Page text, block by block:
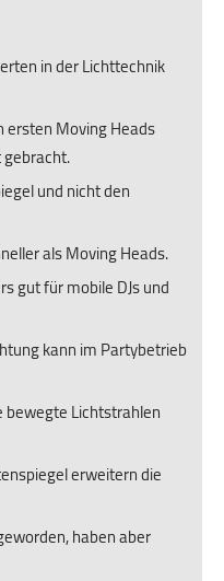
in der Lichttechnik
ersten Moving Heads
und nicht den
als Moving Heads.
gut für mobile DJs und
kann im Partybetrieb
bewegte Lichtstrahlen
erweitern die
haben aber